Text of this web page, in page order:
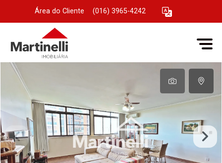
Área do Cliente (016) 3965-4242